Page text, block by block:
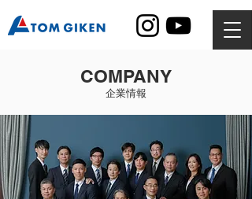
COMPANY
​企業情報